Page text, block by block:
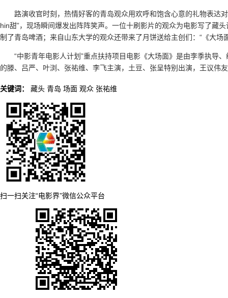
路演收官时刻，热情好客的青岛观众用欢呼和饱含心意的礼物表达
hin甜”，现场瞬间爆发出阵阵笑声。一位十刷影片的观众为电影写了藏
制了青岛啤酒；来自山东大学的观众还带来了月饼送给主创们：“《大
“中影青年电影人计划”重点扶持项目电影《大场面》是由李季执导
的滕、吕严、叶浏、张祐维、李飞主演，土豆、张呈特别出演，王议伟
关键词： 藏头 青岛 场面 观众 张祐维
扫一扫关注“电影界”微信公众平台